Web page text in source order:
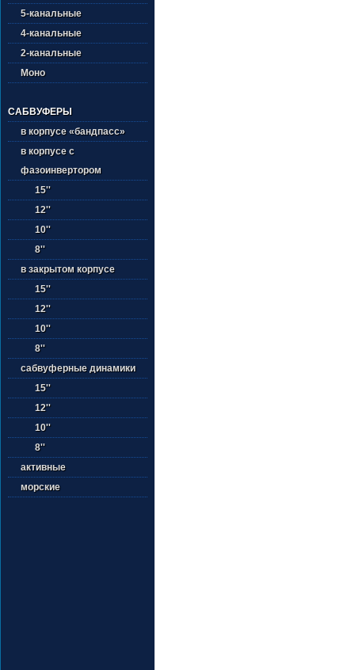
5-канальные
4-канальные
2-канальные
Моно
САБВУФЕРЫ
в корпусе «бандпасс»
в корпусе с
фазоинвертором
15''
12''
10''
8''
в закрытом корпусе
15''
12''
10''
8''
сабвуферные динамики
15''
12''
10''
8''
активные
морские